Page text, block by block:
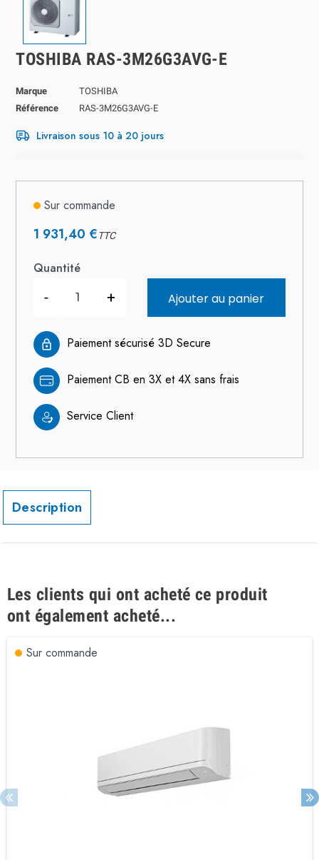
TOSHIBA RAS-3M26G3AVG-E
Marque
TOSHIBA
Référence
RAS-3M26G3AVG-E
Livraison sous 10 à 20 jours
Sur commande
1 931,40 €TTC
Quantité
- + Ajouter au panier
Paiement sécurisé 3D Secure
Paiement CB en 3X et 4X sans frais
Service Client
Description
Les clients qui ont acheté ce produit
ont également acheté...
Sur commande